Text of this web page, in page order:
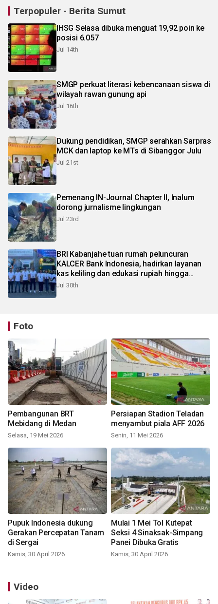
Terpopuler - Berita Sumut
IHSG Selasa dibuka menguat 19,92 poin ke
posisi 6.057
Jul 14th
SMGP perkuat literasi kebencanaan siswa di
wilayah rawan gunung api
Jul 16th
Dukung pendidikan, SMGP serahkan Sarpras
MCK dan laptop ke MTs di Sibanggor Julu
Jul 21st
Pemenang IN-Journal Chapter II, Inalum
dorong jurnalisme lingkungan
Jul 23rd
BRI Kabanjahe tuan rumah peluncuran
KALCER Bank Indonesia, hadirkan layanan
kas keliling dan edukasi rupiah hingga
pelosok Karo
Jul 30th
Foto
Pembangunan BRT
Mebidang di Medan
Selasa, 19 Mei 2026
Persiapan Stadion Teladan
menyambut piala AFF 2026
Senin, 11 Mei 2026
Pupuk Indonesia dukung
Gerakan Percepatan Tanam
di Sergai
Kamis, 30 April 2026
Mulai 1 Mei Tol Kutepat
Seksi 4 Sinaksak-Simpang
Panei Dibuka Gratis
Kamis, 30 April 2026
Video